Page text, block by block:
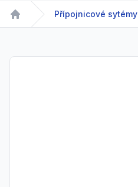
Home
Přípojnicové sytémy